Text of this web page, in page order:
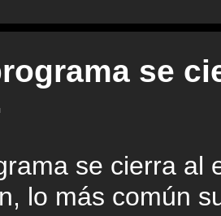
se
se cierra al
lo más común